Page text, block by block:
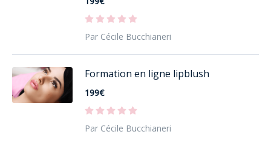
Par Cécile Bucchianeri
Formation en ligne lipblush
199€
Par Cécile Bucchianeri